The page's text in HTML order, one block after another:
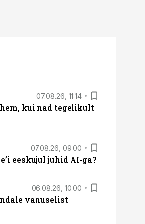
07.08.26, 11:14
kui nad tegelikult
07.08.26, 09:00
eeskujul juhid AI-ga?
06.08.26, 10:00
vanuselist